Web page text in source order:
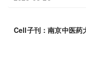
Cell子刊：南京中医药